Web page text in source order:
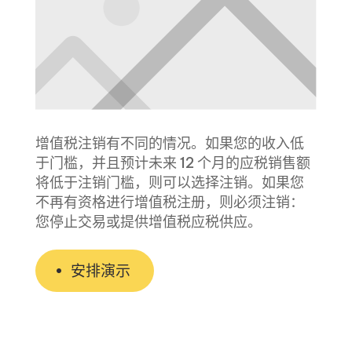
增值税注销有不同的情况。如果您的收入低
于门槛，并且预计未来 12 个月的应税销售额
将低于注销门槛，则可以选择注销。如果您
不再有资格进行增值税注册，则必须注销：
您停止交易或提供增值税应税供应。
安排演示